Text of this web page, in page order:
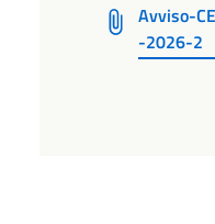
Avviso-
-2026-2